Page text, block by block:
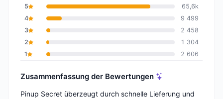
5
65,6k
4
9 499
3
2 458
2
1 304
1
2 606
Zusammenfassung der Bewertungen
Pinup Secret überzeugt durch schnelle Lieferung und